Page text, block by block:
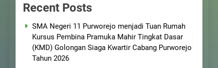
Recent Posts
SMA Negeri 11 Purworejo menjadi Tuan Rumah
Kursus Pembina Pramuka Mahir Tingkat Dasar
(KMD) Golongan Siaga Kwartir Cabang Purworejo
Tahun 2026